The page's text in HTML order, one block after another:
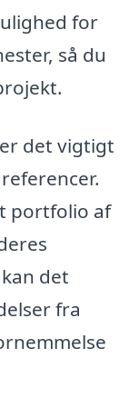
for
så du
det vigtigt
portfolio af
det
fra